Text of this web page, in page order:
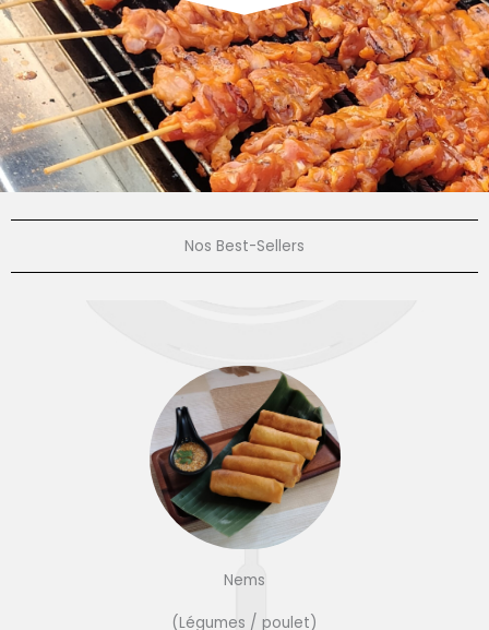
Nos Best-Sellers
Nems
(Légumes / poulet)